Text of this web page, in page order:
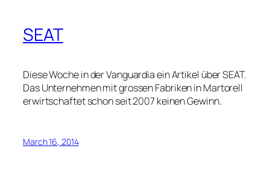
SEAT
Diese Woche in der Vanguardia ein Artikel über SEAT.
Das Unternehmen mit grossen Fabriken in Martorell
erwirtschaftet schon seit 2007 keinen Gewinn.
March 16, 2014